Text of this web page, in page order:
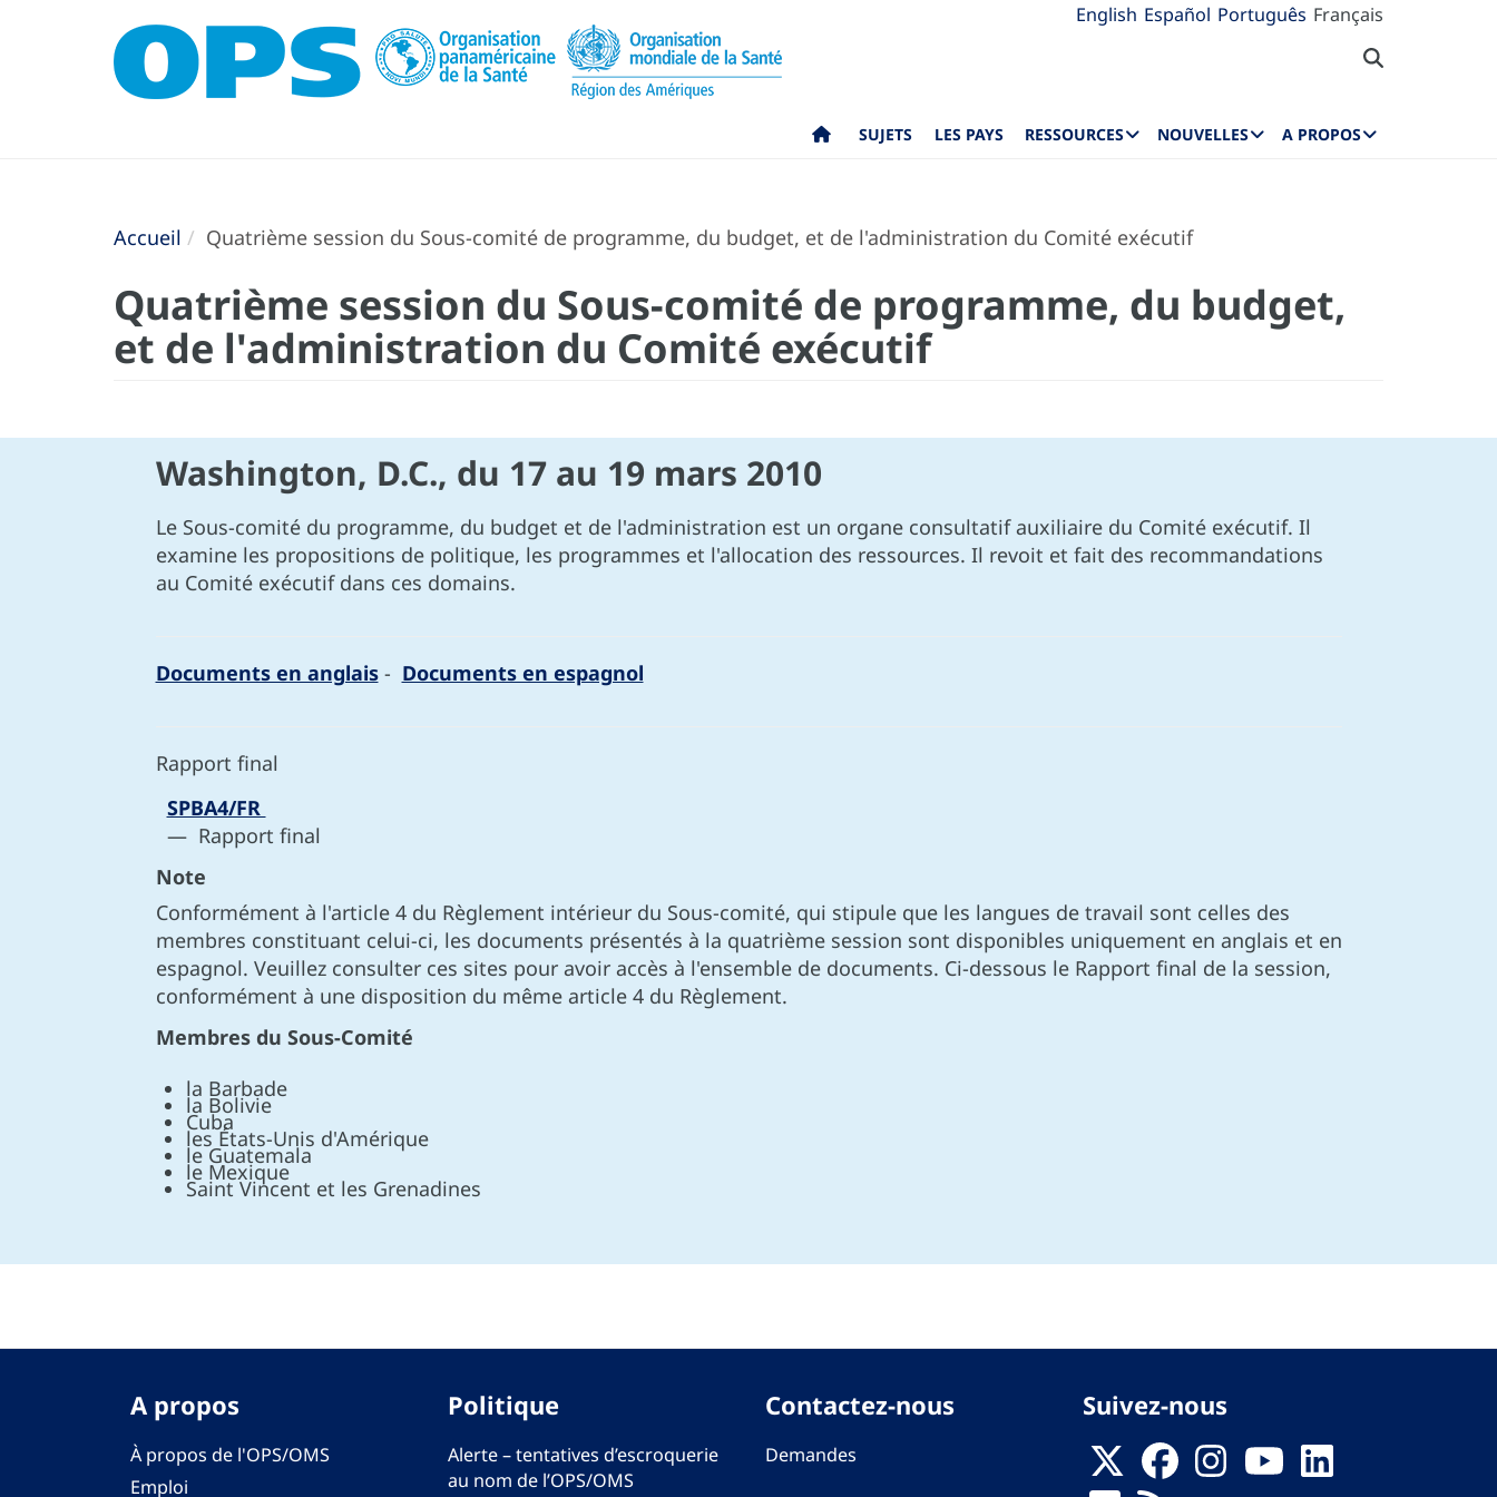
English Español Português Français
SUJETS LES PAYS RESSOURCES NOUVELLES A PROPOS
Accueil Quatrième session du Sous-comité de programme, du budget, et de l'administration du Comité exécutif
Quatrième session du Sous-comité de programme, du budget,
et de l'administration du Comité exécutif
Washington, D.C., du 17 au 19 mars 2010
Le Sous-comité du programme, du budget et de l'administration est un organe consultatif auxiliaire du Comité exécutif. Il
examine les propositions de politique, les programmes et l'allocation des ressources. Il revoit et fait des recommandations
au Comité exécutif dans ces domains.
Documents en anglais- Documents en espagnol
Rapport final
SPBA4/FR
— Rapport final
Note
Conformément à l'article 4 du Règlement intérieur du Sous-comité, qui stipule que les langues de travail sont celles des
membres constituant celui-ci, les documents présentés à la quatrième session sont disponibles uniquement en anglais et en
espagnol. Veuillez consulter ces sites pour avoir accès à l'ensemble de documents. Ci-dessous le Rapport final de la session,
conformément à une disposition du même article 4 du Règlement.
Membres du Sous-Comité
la Barbade
la Bolivie
Cuba
les États-Unis d'Amérique
le Guatemala
le Mexique
Saint Vincent et les Grenadines
A propos
À propos de l'OPS/OMS
Emploi
Politique
Alerte – tentatives d’escroquerie
au nom de l’OPS/OMS
Contactez-nous
Demandes
Suivez-nous